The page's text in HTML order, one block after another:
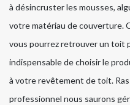
à désincruster les mousses,
votre matériau de couverture.
vous pourrez retrouver un toit
indispensable de choisir le
à votre revêtement de toit.
professionnel nous saurons